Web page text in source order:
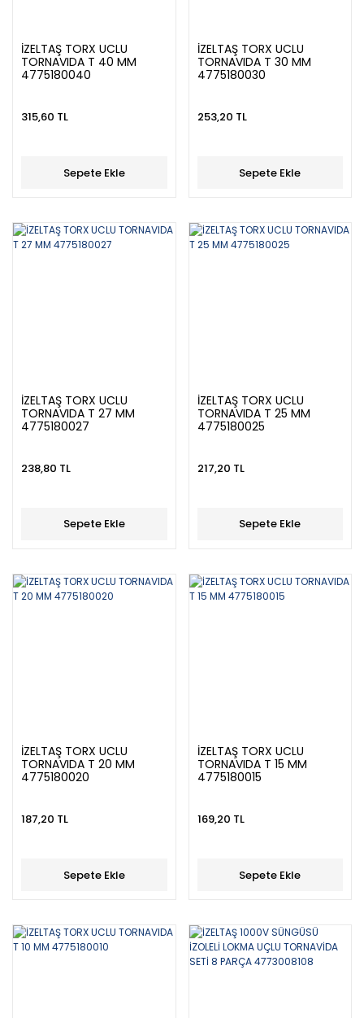
İZELTAŞ TORX UCLU
TORNAVIDA T 40 MM
4775180040
315,60 TL
Sepete Ekle
İZELTAŞ TORX UCLU
TORNAVIDA T 30 MM
4775180030
253,20 TL
Sepete Ekle
İZELTAŞ TORX UCLU
TORNAVIDA T 27 MM
4775180027
238,80 TL
Sepete Ekle
İZELTAŞ TORX UCLU
TORNAVIDA T 25 MM
4775180025
217,20 TL
Sepete Ekle
İZELTAŞ TORX UCLU
TORNAVIDA T 20 MM
4775180020
187,20 TL
Sepete Ekle
İZELTAŞ TORX UCLU
TORNAVIDA T 15 MM
4775180015
169,20 TL
Sepete Ekle